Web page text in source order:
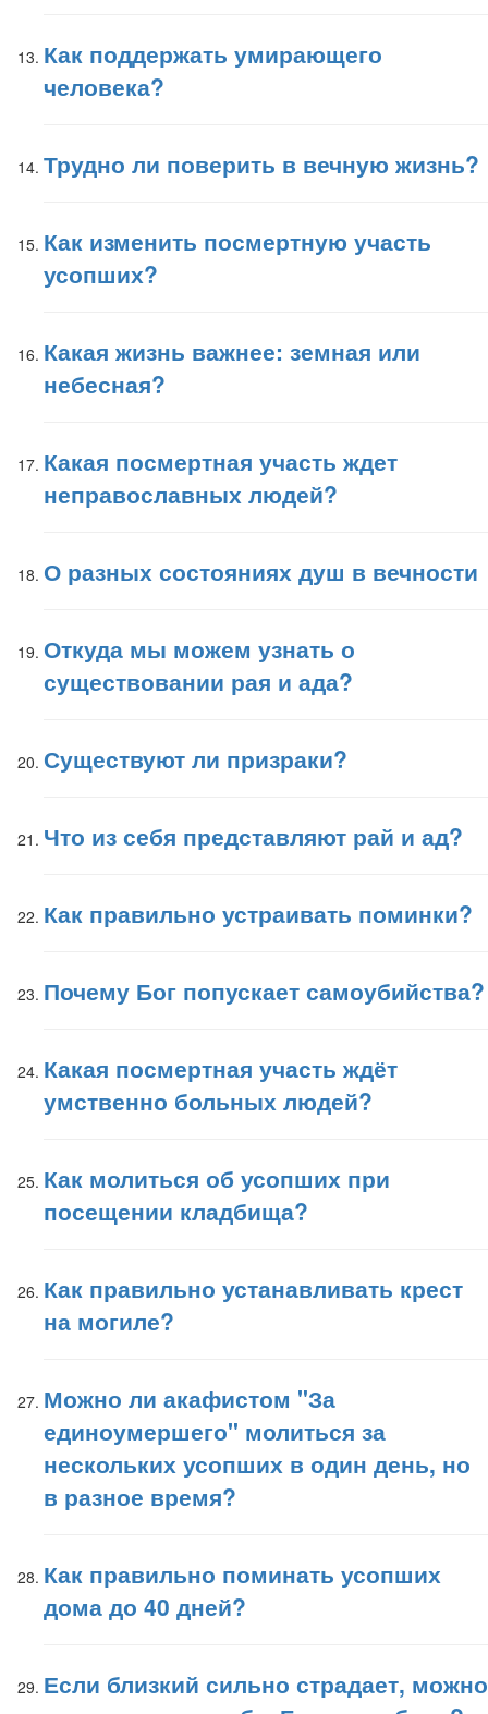
Как поддержать умирающего
человека?
Трудно ли поверить в вечную жизнь?
Как изменить посмертную участь
усопших?
Какая жизнь важнее: земная или
небесная?
Какая посмертная участь ждет
неправославных людей?
О разных состояниях душ в вечности
Откуда мы можем узнать о
существовании рая и ада?
Существуют ли призраки?
Что из себя представляют рай и ад?
Как правильно устраивать поминки?
Почему Бог попускает самоубийства?
Какая посмертная участь ждёт
умственно больных людей?
Как молиться об усопших при
посещении кладбища?
Как правильно устанавливать крест
на могиле?
Можно ли акафистом "За
единоумершего" молиться за
нескольких усопших в один день, но
в разное время?
Как правильно поминать усопших
дома до 40 дней?
Если близкий сильно страдает, можно